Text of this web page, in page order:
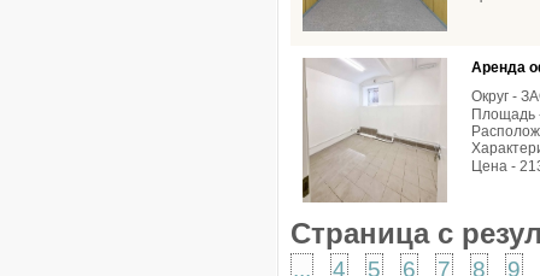
Аренда
Округ -
Площадь
Цена -
Страница с
... 4 5 6 7 8 9